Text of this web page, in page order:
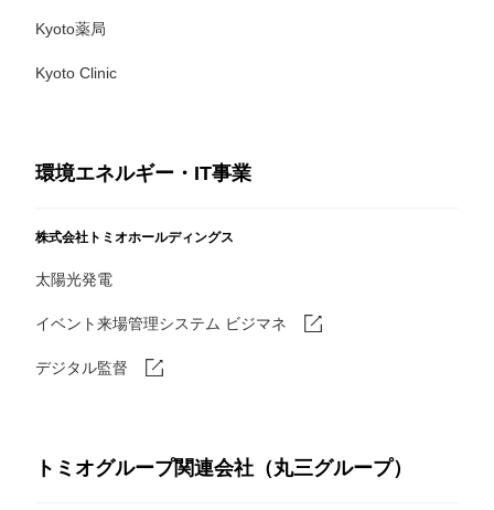
Kyoto薬局
Kyoto Clinic
環境エネルギー・IT事業
株式会社トミオホールディングス
太陽光発電
イベント来場管理システム ビジマネ
デジタル監督
トミオグループ関連会社（丸三グループ）